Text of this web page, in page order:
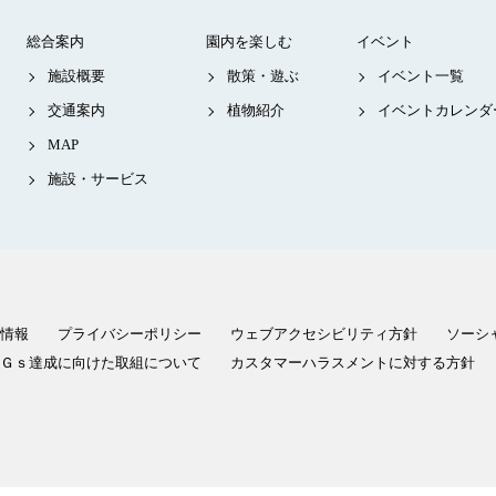
総合案内
施設概要
交通案内
MAP
施設・サービス
園内を楽しむ
散策・遊ぶ
植物紹介
イベント
イベント一覧
イベントカレンダ
報 プライバシーポリシー ウェブアクセシビリティ方針
ソーシ
ｓ達成に向けた取組について
カスタマーハラスメントに対する方針